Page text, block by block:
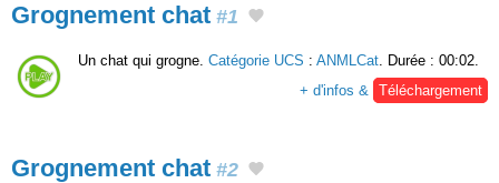
Grognement chat #1
Un chat qui grogne. Catégorie UCS : ANMLCat . Durée : 00:02.
+ d'infos &
Téléchargement
Grognement chat #2